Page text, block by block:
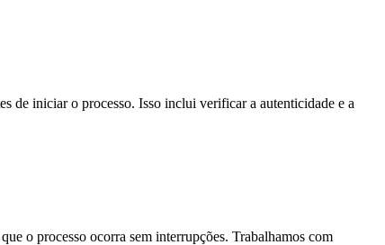
de iniciar o processo. Isso inclui verificar a autenticidade e a
o processo ocorra sem interrupções. Trabalhamos com